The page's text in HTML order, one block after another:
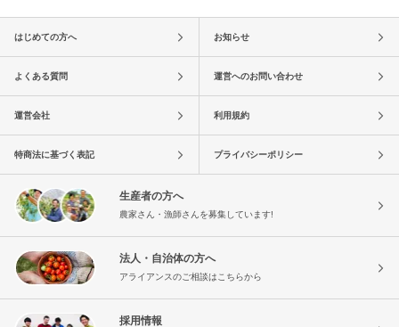
はじめての方へ お知らせ
よくある質問 運営へのお問い合わせ
運営会社 利用規約
特商法に基づく表記 プライバシーポリシー
生産者の方へ
農家さん・漁師さんを募集しています!
法人・自治体の方へ
アライアンスのご相談はこちらから
採用情報